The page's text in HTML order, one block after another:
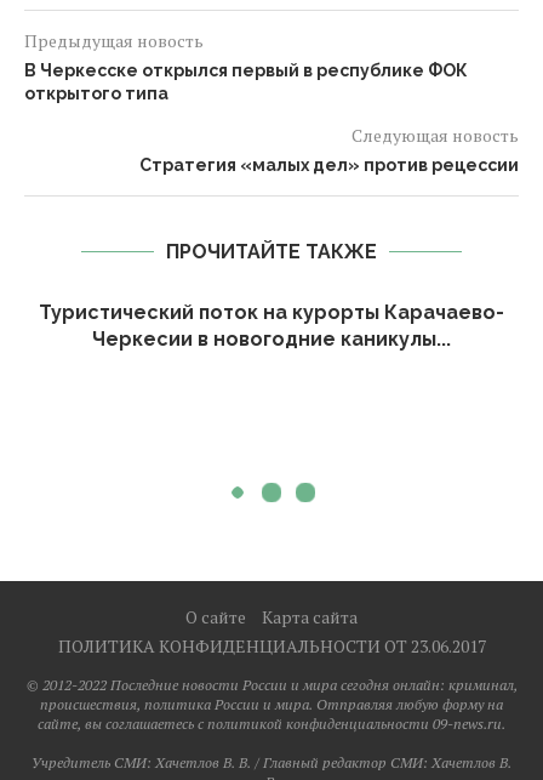
Предыдущая новость
В Черкесске открылся первый в республике ФОК
открытого типа
Следующая новость
Стратегия «малых дел» против рецессии
ПРОЧИТАЙТЕ ТАКЖЕ
Туристический поток на курорты Карачаево-
Черкесии в новогодние каникулы...
О сайте
Карта сайта
ПОЛИТИКА КОНФИДЕНЦИАЛЬНОСТИ ОТ 23.06.2017
© 2012-2022 Последние новости России и мира сегодня онлайн: криминал,
происшествия, политика России и мира. Отправляя любую форму на
сайте, вы соглашаетесь с политикой конфиденциальности 09-news.ru.
Учредитель СМИ: Хaчeтлoв B. B. / Главный редактор СМИ: Хaчeтлoв B.